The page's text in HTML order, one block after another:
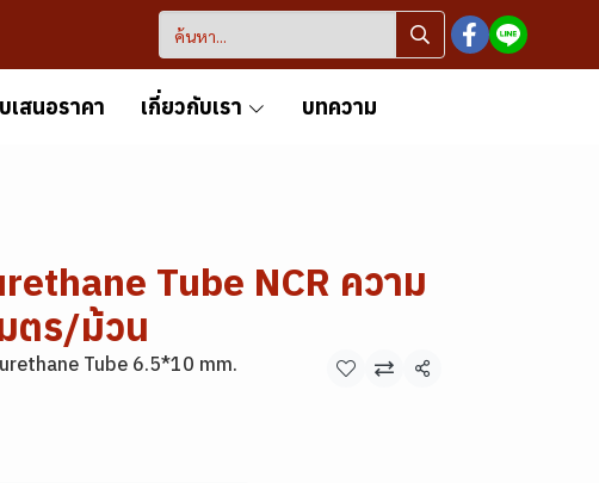
เสนอราคา เกี่ยวกับเรา บทความ
Tube NCR ความ
ตร/ม้วน
Tube 6.5*10 mm.
แชร์